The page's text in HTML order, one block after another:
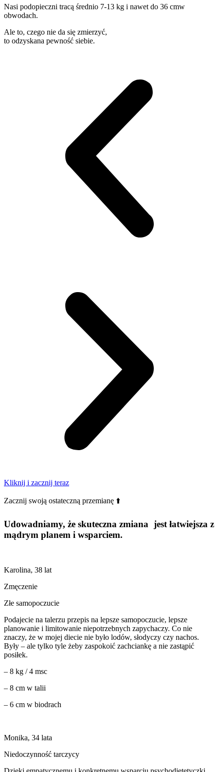
Nasi podopieczni tracą średnio 7-13 kg i nawet do 36 cmw
obwodach.
Ale to, czego nie da się zmierzyć,
to odzyskana pewność siebie.
Kliknij i zacznij teraz
Zacznij swoją ostateczną przemianę ⬆️
Udowadniamy, że skuteczna zmiana jest łatwiejsza z
mądrym planem i wsparciem.
Karolina, 38 lat
Zmęczenie
Złe samopoczucie
Podajecie na talerzu przepis na lepsze samopoczucie, lepsze
planowanie i limitowanie niepotrzebnych zapychaczy. Co nie
znaczy, że w mojej diecie nie było lodów, słodyczy czy nachos.
Były – ale tylko tyle żeby zaspokoić zachciankę a nie zastąpić
posiłek.
– 8 kg / 4 msc
– 8 cm w talii
– 6 cm w biodrach
Monika, 34 lata
Niedoczynność tarczycy